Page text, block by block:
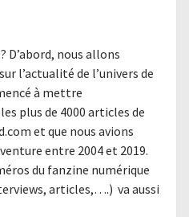
D’abord, nous allons
l’actualité de l’univers de
à mettre
plus de 4000 articles de
et que nous avions
entre 2004 et 2019.
du fanzine numérique
articles,….) va aussi